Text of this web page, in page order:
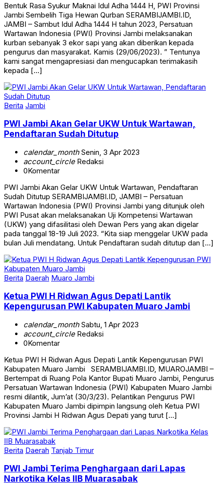
Bentuk Rasa Syukur Maknai Idul Adha 1444 H, PWI Provinsi
Jambi Sembelih Tiga Hewan Qurban SERAMBIJAMBI.ID,
JAMBI – Sambut Idul Adha 1444 H tahun 2023, Persatuan
Wartawan Indonesia (PWI) Provinsi Jambi melaksanakan
kurban sebanyak 3 ekor sapi yang akan diberikan kepada
pengurus dan masyarakat. Kamis (29/06/2023). ” Tentunya
kami sangat mengapresiasi dan mengucapkan terimakasih
kepada […]
Berita Jambi
PWI Jambi Akan Gelar UKW Untuk Wartawan,
Pendaftaran Sudah Ditutup
calendar_monthSenin, 3 Apr 2023
account_circleRedaksi
0Komentar
PWI Jambi Akan Gelar UKW Untuk Wartawan, Pendaftaran
Sudah Ditutup SERAMBIJAMBI.ID, JAMBI – Persatuan
Wartawan Indonesia (PWI) Provinsi Jambi yang ditunjuk oleh
PWI Pusat akan melaksanakan Uji Kompetensi Wartawan
(UKW) yang difasilitasi oleh Dewan Pers yang akan digelar
pada tanggal 18-19 Juli 2023. “Kita siap menggelar UKW pada
bulan Juli mendatang. Untuk Pendaftaran sudah ditutup dan […]
Berita Daerah Muaro Jambi
Ketua PWI H Ridwan Agus Depati Lantik
Kepengurusan PWI Kabupaten Muaro Jambi
calendar_monthSabtu, 1 Apr 2023
account_circleRedaksi
0Komentar
Ketua PWI H Ridwan Agus Depati Lantik Kepengurusan PWI
Kabupaten Muaro Jambi SERAMBIJAMBI.ID, MUAROJAMBI –
Bertempat di Ruang Pola Kantor Bupati Muaro Jambi, Pengurus
Persatuan Wartawan Indonesia (PWI) Kabupaten Muaro Jambi
resmi dilantik, Jum’at (30/3/23). Pelantikan Pengurus PWI
Kabupaten Muaro Jambi dipimpin langsung oleh Ketua PWI
Provinsi Jambi H Ridwan Agus Depati yang turut […]
Berita Daerah Tanjab Timur
PWI Jambi Terima Penghargaan dari Lapas
Narkotika Kelas IIB Muarasabak